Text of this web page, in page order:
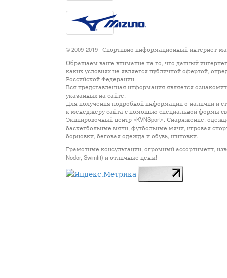
© 2009-2019 | Спортивно информационный интернет-
Обращаем ваше внимание на то, что данный
каких условиях не является публичной офертой,
Российской Федерации.
Вся представленная информация является
указанных на сайте.
Для получения подробной информации о наличии и
к менеджеру сайта с помощью специальной формы
Экипировочный центр «KVNSport». Снаряжение,
баскетбольные мячи, футбольные мячи, игровая
борцовки, беговая одежда и обувь, шиповки.
Грамотные консультации, огромный ассортимент,
Nodor, Swimfit) и отличные цены!